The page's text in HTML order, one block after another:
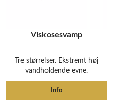
Viskosesvamp
Tre størrelser. Ekstremt høj
vandholdende evne.
Info